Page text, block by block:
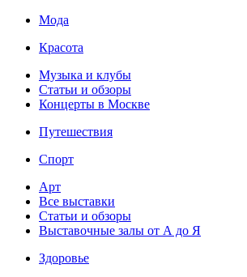
Мода
Красота
Музыка и клубы
Статьи и обзоры
Концерты в Москве
Путешествия
Спорт
Арт
Все выставки
Статьи и обзоры
Выставочные залы от А до Я
Здоровье